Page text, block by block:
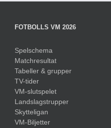
FOTBOLLS VM 2026
Spelschema
Matchresultat
Tabeller & grupper
TV-tider
VM-slutspelet
Landslagstrupper
Skytteligan
VM-Biljetter